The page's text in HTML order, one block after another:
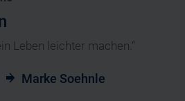
Leben leichter machen.“
Marke Soehnle